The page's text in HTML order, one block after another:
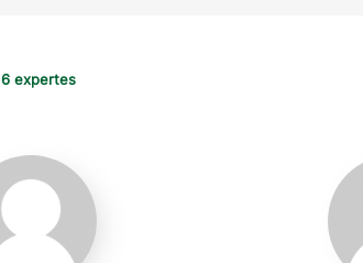
6 expertes
Sokhna-
Fatou
Seck-
Sarr